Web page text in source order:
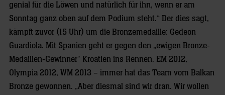
genial für die Löwen und natürlich für ihn, wenn er am
Sonntag ganz oben auf dem Podium steht.“ Der dies sagt,
kämpft zuvor (15 Uhr) um die Bronzemedaille: Gedeon
Guardiola. Mit Spanien geht er gegen den „ewigen Bronze-
Medaillen-Gewinner“ Kroatien ins Rennen. EM 2012,
Olympia 2012, WM 2013 – immer hat das Team vom Balkan
Bronze gewonnen. „Aber diesmal sind wir dran. Wir wollen